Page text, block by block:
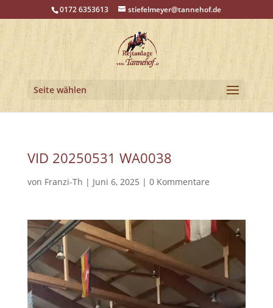
0172 6353613 stiefelmeyer@tannehof.de
Seite wählen
VID 20250531 WA0038
von Franzi-Th | Juni 6, 2025 | 0 Kommentare
Video-
Player